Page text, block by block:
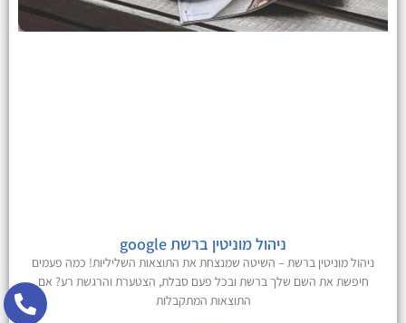
ניהול מוניטין ברשת google
ניהול מוניטין ברשת – השיטה שמנצחת את התוצאות השליליות! כמה פעמים
חיפשת את השם שלך ברשת ובכל פעם סבלת, הצטערת והרגשת רע? אם
התוצאות המתקבלות